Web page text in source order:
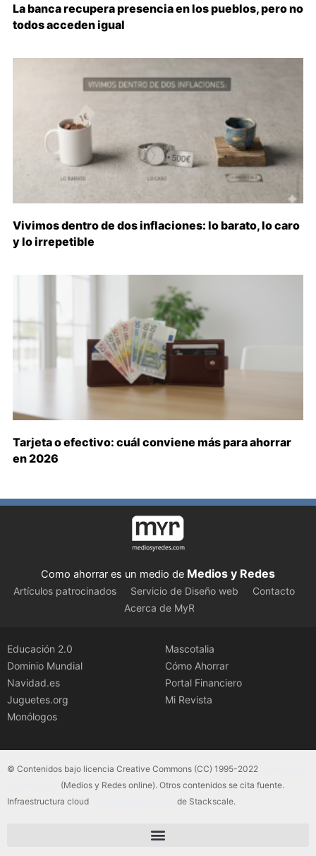
La banca recupera presencia en los pueblos, pero no
todos acceden igual
Vivimos dentro de dos inflaciones: lo barato, lo caro
y lo irrepetible
Tarjeta o efectivo: cuál conviene más para ahorrar
en 2026
Como ahorrar es un medio de Medios y Redes
Artículos patrocinados Servicio de Diseño web
Contacto
Acerca de MyR
Educación 2.0
Dominio Mundial
Navidad.es
Juguetes.org
Monólogos
Mascotalia
Cómo Ahorrar
Portal Financiero
Mi Revista
© Contenidos bajo licencia Creative Commons (CC) 1995-2022
(Medios y Redes online). Otros contenidos se cita fuente.
Infraestructura cloud
de Stackscale.